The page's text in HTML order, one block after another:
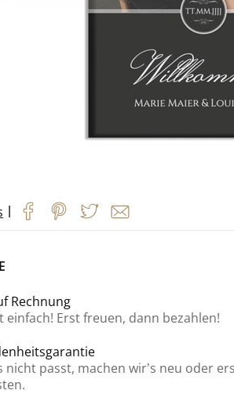
|
Rechnung
einfach! Erst freuen, dann bezahlen!
nicht passt, machen wir’s neu oder